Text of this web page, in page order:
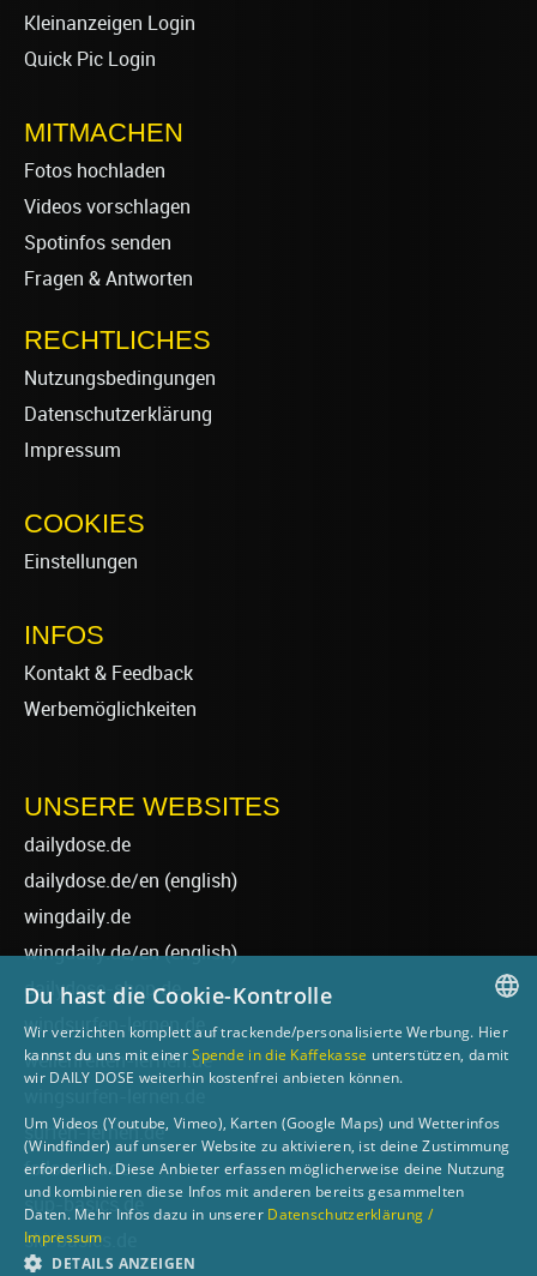
Kleinanzeigen Login
Quick Pic Login
MITMACHEN
Fotos hochladen
Videos vorschlagen
Spotinfos senden
Fragen & Antworten
RECHTLICHES
Nutzungsbedingungen
Datenschutzerklärung
Impressum
COOKIES
Einstellungen
INFOS
Kontakt & Feedback
Werbemöglichkeiten
UNSERE WEBSITES
dailydose.de
dailydose.de/en (english)
wingdaily.de
wingdaily.de/en(english)
dailydose-shop.de
windsurfen-lernen.de
wellenreiten-lernen.de
surfen-lernen.de
foilsurfen.de
sup-basics.de
ski-basics.de
GERMAN
Du hast die Cookie-Kontrolle
Wir verzichten komplett auf trackende/personalisierte Werbung. Hier
kannst du uns mit einerSpende in die Kaffekasse unterstützen, damit
wir DAILY DOSE weiterhin kostenfrei anbieten können.
Um Videos (Youtube, Vimeo), Karten (Google Maps) und Wetterinfos
(Windfinder) auf unserer Website zu aktivieren, ist deine Zustimmung
erforderlich. Diese Anbieter erfassen möglicherweise deine Nutzung
und kombinieren diese Infos mit anderen bereits gesammelten
Daten. Mehr Infos dazu in unserer Datenschutzerklärung /
Impressum
DETAILS ANZEIGEN